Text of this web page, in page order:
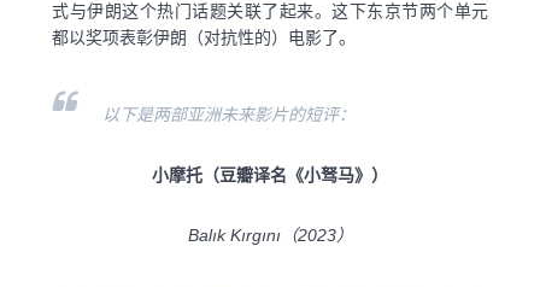
式与伊朗这个热门话题关联了起来。这下东京节两个单元
都以奖项表彰伊朗（对抗性的）电影了。
以下是两部亚洲未来影片的短评：
小摩托（豆瓣译名《小驽马》）
Balık Kırgını（2023）